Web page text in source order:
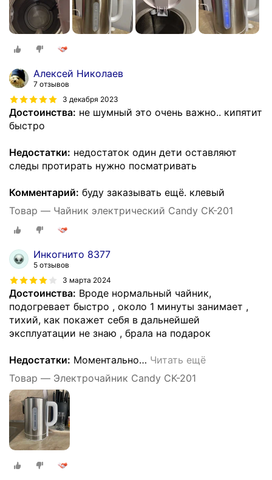
Алексей Николаев
7 отзывов
3 декабря 2023
Достоинства: не шумный это очень важно.. кипятит
быстро
Недостатки: недостаток один дети оставляют
следы протирать нужно посматривать
Комментарий: буду заказывать ещё. клевый
Товар — Чайник электрический Candy CK-201
Инкогнито 8377
5 отзывов
3 марта 2024
Достоинства: Вроде нормальный чайник,
подогревает быстро , около 1 минуты занимает ,
тихий, как покажет себя в дальнейшей
эксплуатации не знаю , брала на подарок
Недостатки: Моментально… Читать ещё
Товар — Электрочайник Candy CK-201